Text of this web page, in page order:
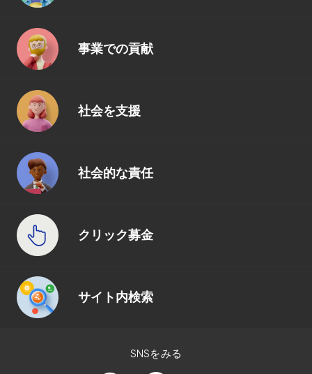
事業での貢献
社会を支援
社会的な責任
クリック募金
サイト内検索
SNSをみる